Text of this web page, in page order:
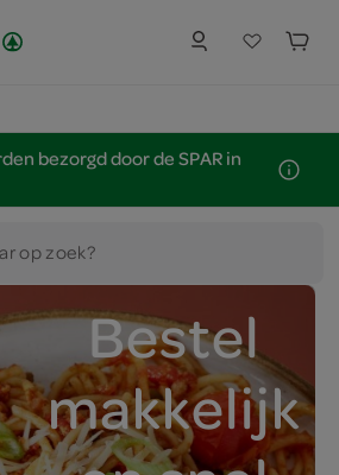
bezorgd door de SPAR in
op zoek?
Bestel
makkelijk